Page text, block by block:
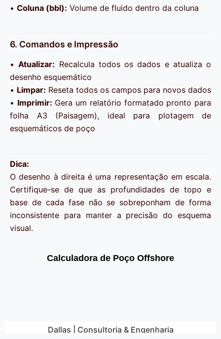
• Coluna (bbl): Volume de fluido dentro da coluna
6. Comandos e Impressão
•Atualizar: Recalcula todos os dados e atualiza o
desenho esquemático
• Limpar: Reseta todos os campos para novos dados
• Imprimir: Gera um relatório formatado pronto para
folha A3 (Paisagem), ideal para plotagem de
esquemáticos de poço
Dica:
O desenho à direita é uma representação em escala.
Certifique-se de que as profundidades de topo e
base de cada fase não se sobreponham de forma
inconsistente para manter a precisão do esquema
visual.
Calculadora de Poço Offshore
Dallas | Consultoria & Engenharia